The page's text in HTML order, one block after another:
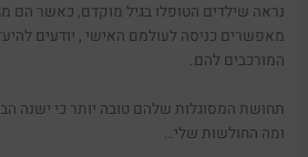
נראה שילדים הטופלו בגיל מוקדם, כאשר הם
מאפשרים כניסה לעולמם האישי , יודעים
המורכבים להם.
תחושת המסוגלות שלהם טובה יותר כי ישנה
ומה החולשות שלי…